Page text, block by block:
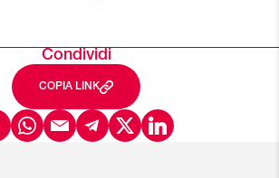
Condividi
COPIA LINK